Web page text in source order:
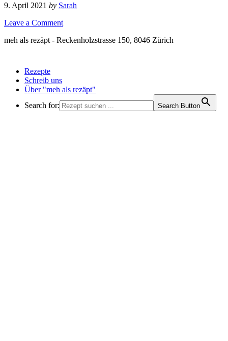
9. April 2021 by Sarah
Leave a Comment
meh als rezäpt - Reckenholzstrasse 150, 8046 Zürich
Rezepte
Schreib uns
Über "meh als rezäpt"
Search for:
Search Button